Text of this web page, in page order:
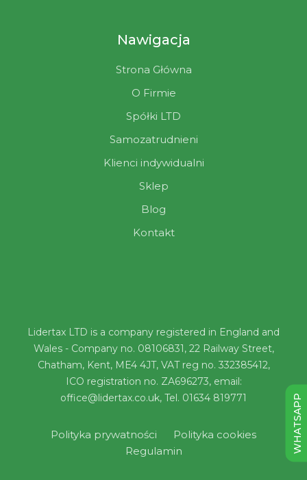
WHATSAPP
Nawigacja
Strona Główna
O Firmie
Spółki LTD
Samozatrudnieni
Klienci indywidualni
Sklep
Blog
Kontakt
Lidertax LTD is a company registered in England and
Wales - Company no. 08106831, 22 Railway Street,
Chatham, Kent, ME4 4JT, VAT reg no. 332385412,
ICO registration no. ZA696273, email:
office@lidertax.co.uk, Tel. 01634 819771
Polityka prywatności
Polityka cookies
Regulamin